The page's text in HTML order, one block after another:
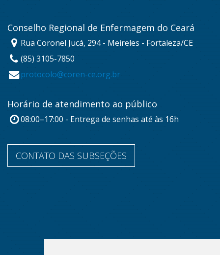
Conselho Regional de Enfermagem do Ceará
Rua Coronel Jucá, 294 - Meireles - Fortaleza/CE
(85) 3105-7850
protocolo@coren-ce.org.br
Horário de atendimento ao público
08:00–17:00 - Entrega de senhas até às 16h
CONTATO DAS SUBSEÇÕES